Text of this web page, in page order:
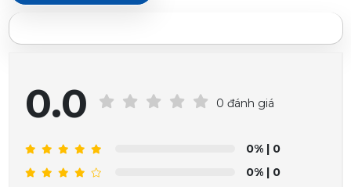
0.0 0 đánh giá
0% | 0
0% | 0